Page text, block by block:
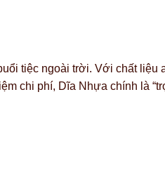
tiệc ngoài trời. Với chất
chi phí, Dĩa Nhựa chính là